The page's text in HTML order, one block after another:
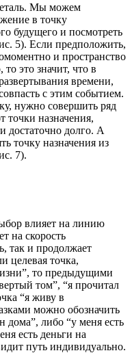
Мы можем
в точку
будущего и посмотреть
5). Если предположить,
и пространство
это значит, что в
времени,
с этим событием.
нужно совершить ряд
точки назначения,
долго. А
точку назначения из
7).
влияет на линию
на скорость
так и продолжает
целевая точка,
то предыдущими
том”, “я прочитал
“я живу в
можно обозначить
дома”, либо “у меня есть
есть деньги на
путь индивидуально.